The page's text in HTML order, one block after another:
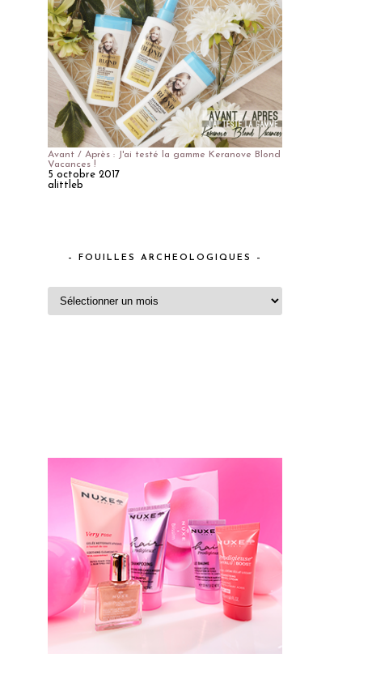
Avant / Après : J'ai testé la gamme Keranove Blond
Vacances !
5 octobre 2017
alittleb
– FOUILLES ARCHEOLOGIQUES –